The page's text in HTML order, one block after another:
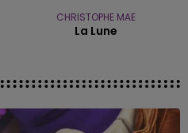
CHRISTOPHE MAE
La Lune